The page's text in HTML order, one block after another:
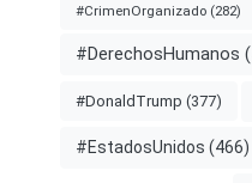
#CrimenOrganizado (282)
#DerechosHumanos
#DonaldTrump (377)
#EstadosUnidos (466)